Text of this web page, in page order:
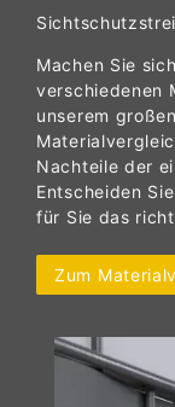
Machen Sie
verschiedenen
unserem
Nachteile der
Entscheiden
für Sie das
Zum